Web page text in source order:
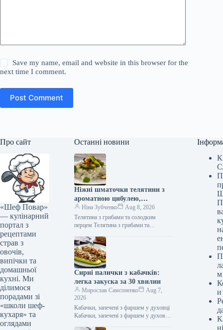
Save my name, email and website in this browser for the
next time I comment.
Post Comment
Про сайт
«Шеф Повар»
— кулінарний
портал з
рецептами
страв з
овочів,
випічки та
домашньої
кухні. Ми
ділимося
порадами зі
«школи шеф-
кухаря» та
оглядами
Останні новини
Ніжні шматочки телятини з
ароматною цибулею,
соковитими грибами та
солодким болгарським
перцем: швидкий рецепт за
Ніна Зубченко
Aug 8, 2026
Телятина з грибами та солодким
перцем Телятина з грибами та
Телятина з печерицями та болгарським
перцем…
Сирні палички з кабачків:
легка закуска за 30 хвилин
Мирослав Самсоненко
Aug 7,
2026
Кабачки, запечені з фаршем у духовці
Кабачки, запечені з фаршем у духовці
м
и